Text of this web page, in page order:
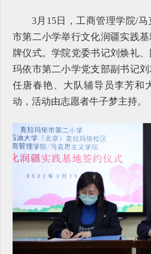
3月15日，工商管理学院/
市第二小学举行文化润疆实践
牌仪式。学院党委书记刘焕礼
玛依市第二小学党支部副书记
任唐春艳、大队辅导员李芳和
动，活动由志愿者牛子梦主持。